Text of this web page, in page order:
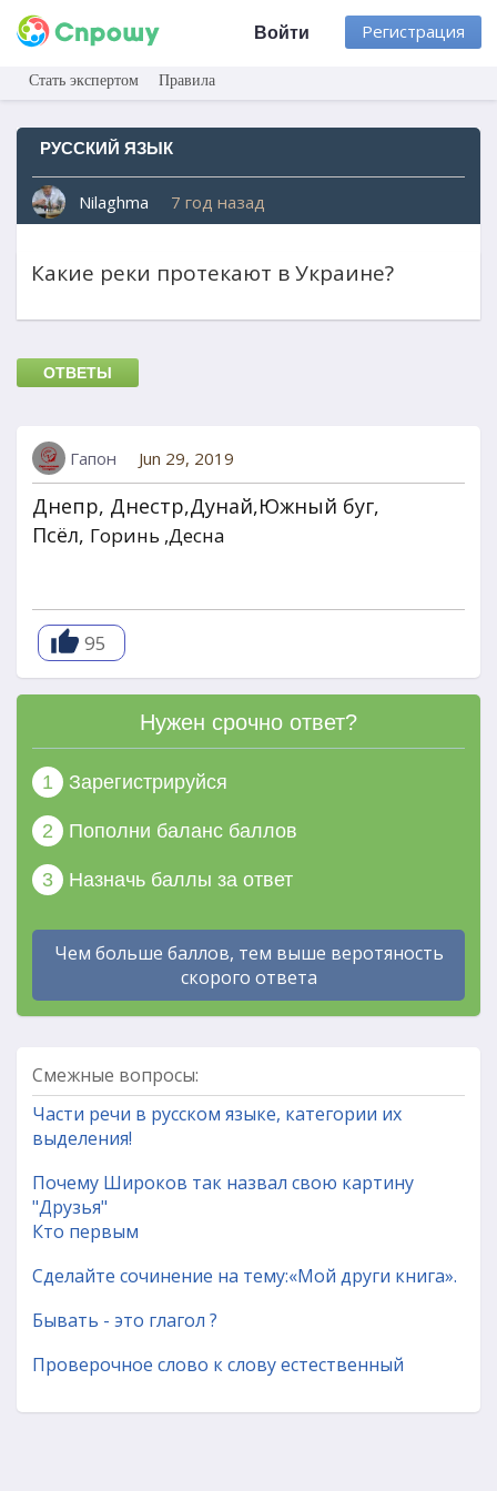
Регистрация
Войти
Стать экспертом Правила
РУССКИЙ ЯЗЫК
Nilaghma 7 год назад
Какие реки протекают в Украине?
ОТВЕТЫ
Гапон Jun 29, 2019
Днепр, Днестр,Дунай,Южный буг,
Псёл, Горинь ,Десна
95
Нужен срочно ответ?
1 Зарегистрируйся
2 Пополни баланс баллов
3 Назначь баллы за ответ
Чем больше баллов, тем выше веротяность
скорого ответа
Смежные вопросы:
Части речи в русском языке, категории их
выделения!
Почему Широков так назвал свою картину
"Друзья"
Кто первым
Сделайте сочинение на тему:«Мой други книга».
Бывать - это глагол ?
Проверочное слово к слову естественный